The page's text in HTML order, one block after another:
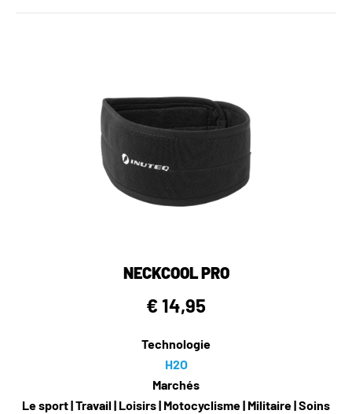
NECKCOOL PRO
€ 14,95
Technologie
H2O
Marchés
Le sport | Travail | Loisirs | Motocyclisme | Militaire | Soins